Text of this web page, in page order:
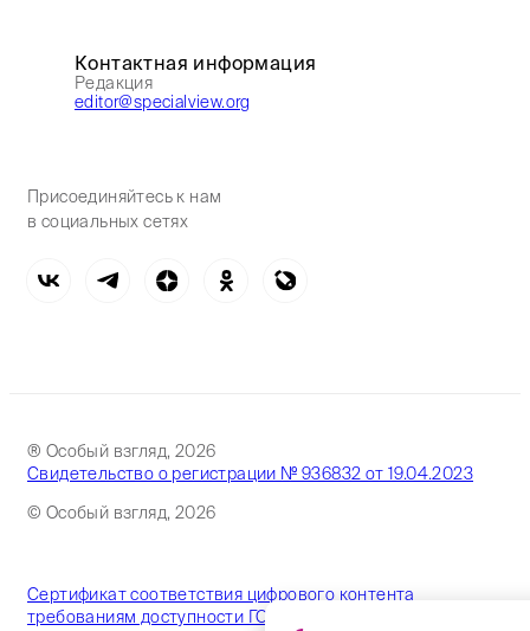
Контактная информация
Редакция
editor@specialview.org
Присоединяйтесь к нам
в социальных сетях
® Особый взгляд, 2026
Свидетельство о регистрации № 936832 от 19.04.2023
© Особый взгляд, 2026
Сертификат соответствия цифрового контента
требованиям доступности ГОСТ